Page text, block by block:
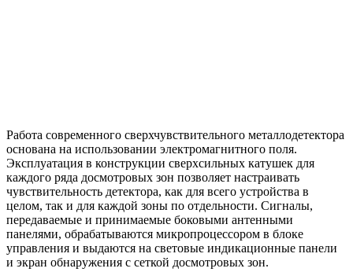
Работа современного сверхчувствительного металлодетектора
основана на использовании электромагнитного поля.
Эксплуатация в конструкции сверхсильных катушек для
каждого ряда досмотровых зон позволяет настраивать
чувствительность детектора, как для всего устройства в
целом, так и для каждой зоны по отдельности. Сигналы,
передаваемые и принимаемые боковыми антенными
панелями, обрабатываются микропроцессором в блоке
управления и выдаются на световые индикационные панели
и экран обнаружения с сеткой досмотровых зон.